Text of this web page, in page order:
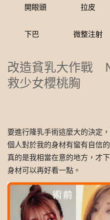
開眼頭 拉皮
下巴 微整注射
改造貧乳大作戰
救少女櫻桃胸
要進行隆乳手術這麼大的決定
個人對於我的身材有蠻有自信
真的是我相當在意的地方，才
身材可以再好看一點。